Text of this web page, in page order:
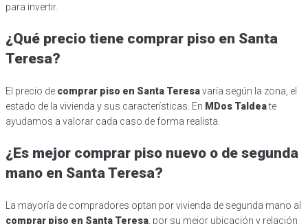
para invertir.
¿Qué precio tiene comprar piso en Santa
Teresa?
El precio de comprar piso en Santa Teresavaría según la zona, el
estado de la vivienda y sus características. En MDos Taldeate
ayudamos a valorar cada caso de forma realista.
¿Es mejor comprar piso nuevo o de segunda
mano en Santa Teresa?
La mayoría de compradores optan por vivienda de segunda mano al
comprar piso en Santa Teresa , por su mejor ubicación y relación